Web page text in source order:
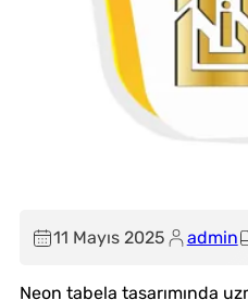
11 Mayıs 2025 admin
Neon tabela tasarımında